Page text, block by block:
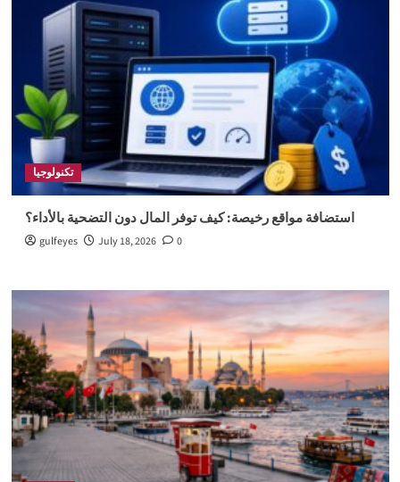
تكنولوجيا
استضافة مواقع رخيصة: كيف توفر المال دون التضحية بالأداء؟
gulfeyes July 18, 2026 0